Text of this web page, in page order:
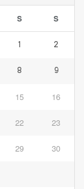
S S
1 2
8 9
15 16
22 23
29 30